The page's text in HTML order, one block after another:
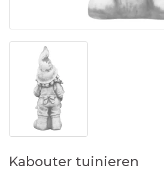
Kabouter tuinieren